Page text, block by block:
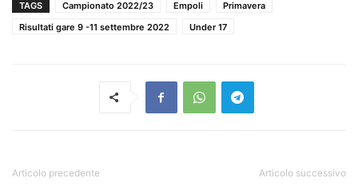
TAGS Campionato 2022/23 Empoli
Primavera
Risultati gare 9 -11 settembre 2022
Under 17
Articolo precedente Articolo successivo